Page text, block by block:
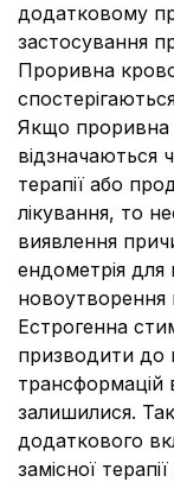
додатковому
застосування
Проривна
Якщо проривна
відзначаються
терапії або
лікування, то
виявлення
ендометрія для
новоутворення
Естрогенна
призводити до
трансформацій
залишилися.
додаткового
замісної